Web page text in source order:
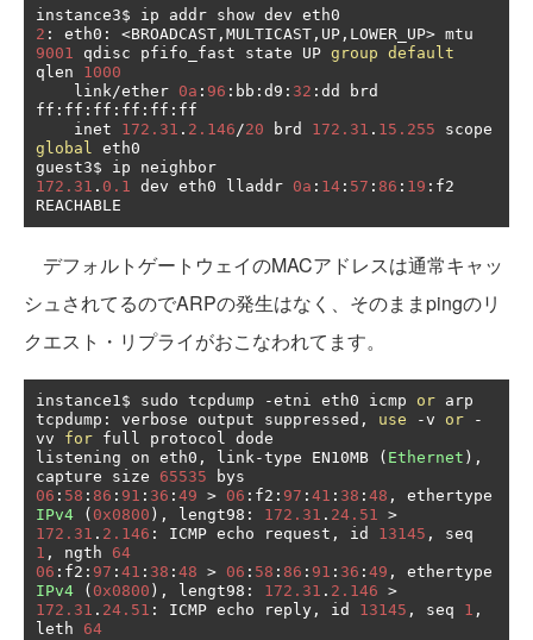
2 : eth0 : <BROADCAST , MULTICAST , UP , LOWER_UP>
9001 qdisc pfifo_fast state UP group default
qlen 1000
    link
/ether 0a : 96 : bb : d9 : 32 : dd brd
ff : ff : ff : ff : ff : ff
    inet
172.31 . 2.146/20 brd 172.31 . 15.255
global eth0
172.31 . 0.1 dev eth0 lladdr 0a : 14 : 57 : 86 : 19 : f2
REACHABLE
デフォルトゲートウェイのMACアドレスは通常キャッ
シュされてるのでARPの発生はなく、そのままpingのリ
クエスト・リプライがおこなわれてます。
instance1$ sudo tcpdump -etni eth0 icmp or arp
tcpdump : verbose output suppressed , use -v or
-
vv for full protocol dode
listening on eth0 , link-type EN10MB ( Ethernet ),
capture size 65535
06 : 58 : 86 : 91 : 36 : 49 > 06 : f2 : 97 : 41 : 38 : 48 ,
IPv4
( 0x0800 ), lengt98 : 172.31 . 24.51 >
172.31 . 2.146 : ICMP echo request , id 13145 ,
1 , ngth 64
06 : f2 : 97 : 41 : 38 : 48 > 06 : 58 : 86 : 91 : 36 : 49 ,
IPv4
( 0x0800 ), lengt98 : 172.31 . 2.146 >
172.31 . 24.51 : ICMP echo reply , id 13145 , seq 1 ,
leth 64